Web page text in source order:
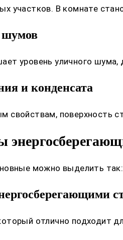
участков. В комнате
шумов
уровень уличного шума,
и конденсата
свойствам, поверхность
можно выделить так:
отлично подходит